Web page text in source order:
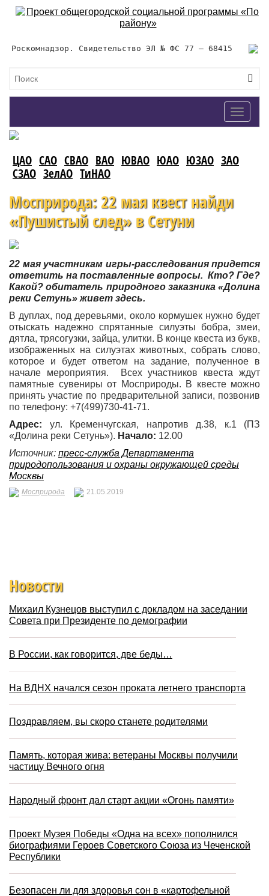
Роскомнадзор. Свидетельство ЭЛ № ФС 77 – 68415
Toggle
ЦАО САО СВАО ВАО ЮВАО ЮАО ЮЗАО ЗАО
СЗАО ЗелАО ТиНАО
Мосприрода: 22 мая квест найди
«Пушистый след» в Сетуни
22 мая участникам игры-расследования придется
ответить на поставленные вопросы. Кто? Где?
Какой? обитатель природного заказника «Долина
реки Сетунь» живет здесь.
В дуплах, под деревьями, около кормушек нужно будет
отыскать надежно спрятанные силуэты бобра, змеи,
дятла, трясогузки, зайца, улитки. В конце квеста из букв,
изображенных на силуэтах животных, собрать слово,
которое и будет ответом на задание, полученное в
начале мероприятия. Всех участников квеста ждут
памятные сувениры от Мосприроды. В квесте можно
принять участие по предварительной записи, позвонив
по телефону: +7(499)730-41-71.
Адрес: ул. Кременчугская, напротив д.38, к.1 (ПЗ
«Долина реки Сетунь»). Начало: 12.00
Источник: пресс-служба Департамента
природопользования и охраны окружающей среды
Москвы
Мосприрода 21.05.2019
Новости
Михаил Кузнецов выступил с докладом на заседании
Совета при Президенте по демографии
В России, как говорится, две беды…
На ВДНХ начался сезон проката летнего транспорта
Поздравляем, вы скоро станете родителями
Память, которая жива: ветераны Москвы получили
частицу Вечного огня
Народный фронт дал старт акции «Огонь памяти»
Проект Музея Победы «Одна на всех» пополнился
биографиями Героев Советского Союза из Чеченской
Республики
Безопасен ли для здоровья сон в «картофельной